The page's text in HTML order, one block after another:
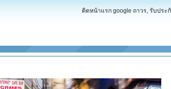
ติดหน้าแรก google ถาวร, รับปร